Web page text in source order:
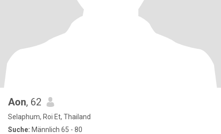
Aon, 62
Selaphum, Roi Et, Thailand
Suche: Männlich 65 - 80